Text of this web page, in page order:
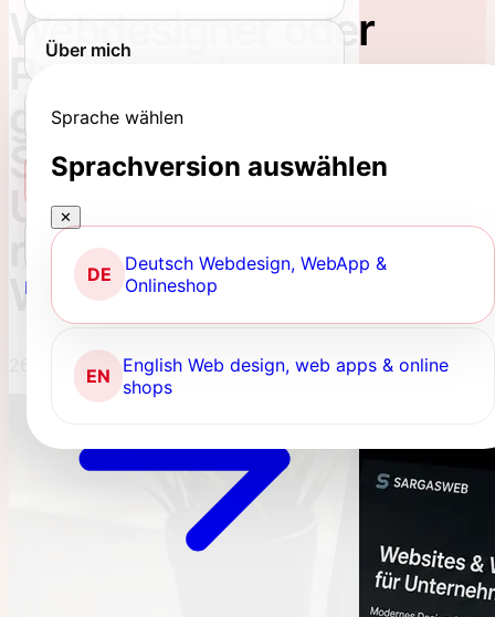
Über mich
Portfolio
Blog
Kontakt
Projekt anfragen
Sprache wählen
Sprachversion auswählen
✕
DE Deutsch Webdesign, WebApp &
Onlineshop
EN English Web design, web apps & online
shops
Webdesigner oder
Programmierer
gesucht? So finden
Schweizer
Unternehmen den
richtigen Partner für ihr
Webprojekt
26.06.2026